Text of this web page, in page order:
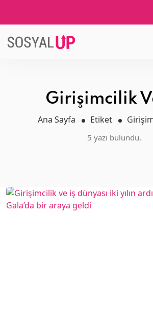
Girişimcilik
Ana Sayfa Etiket
5 yazı bulundu.